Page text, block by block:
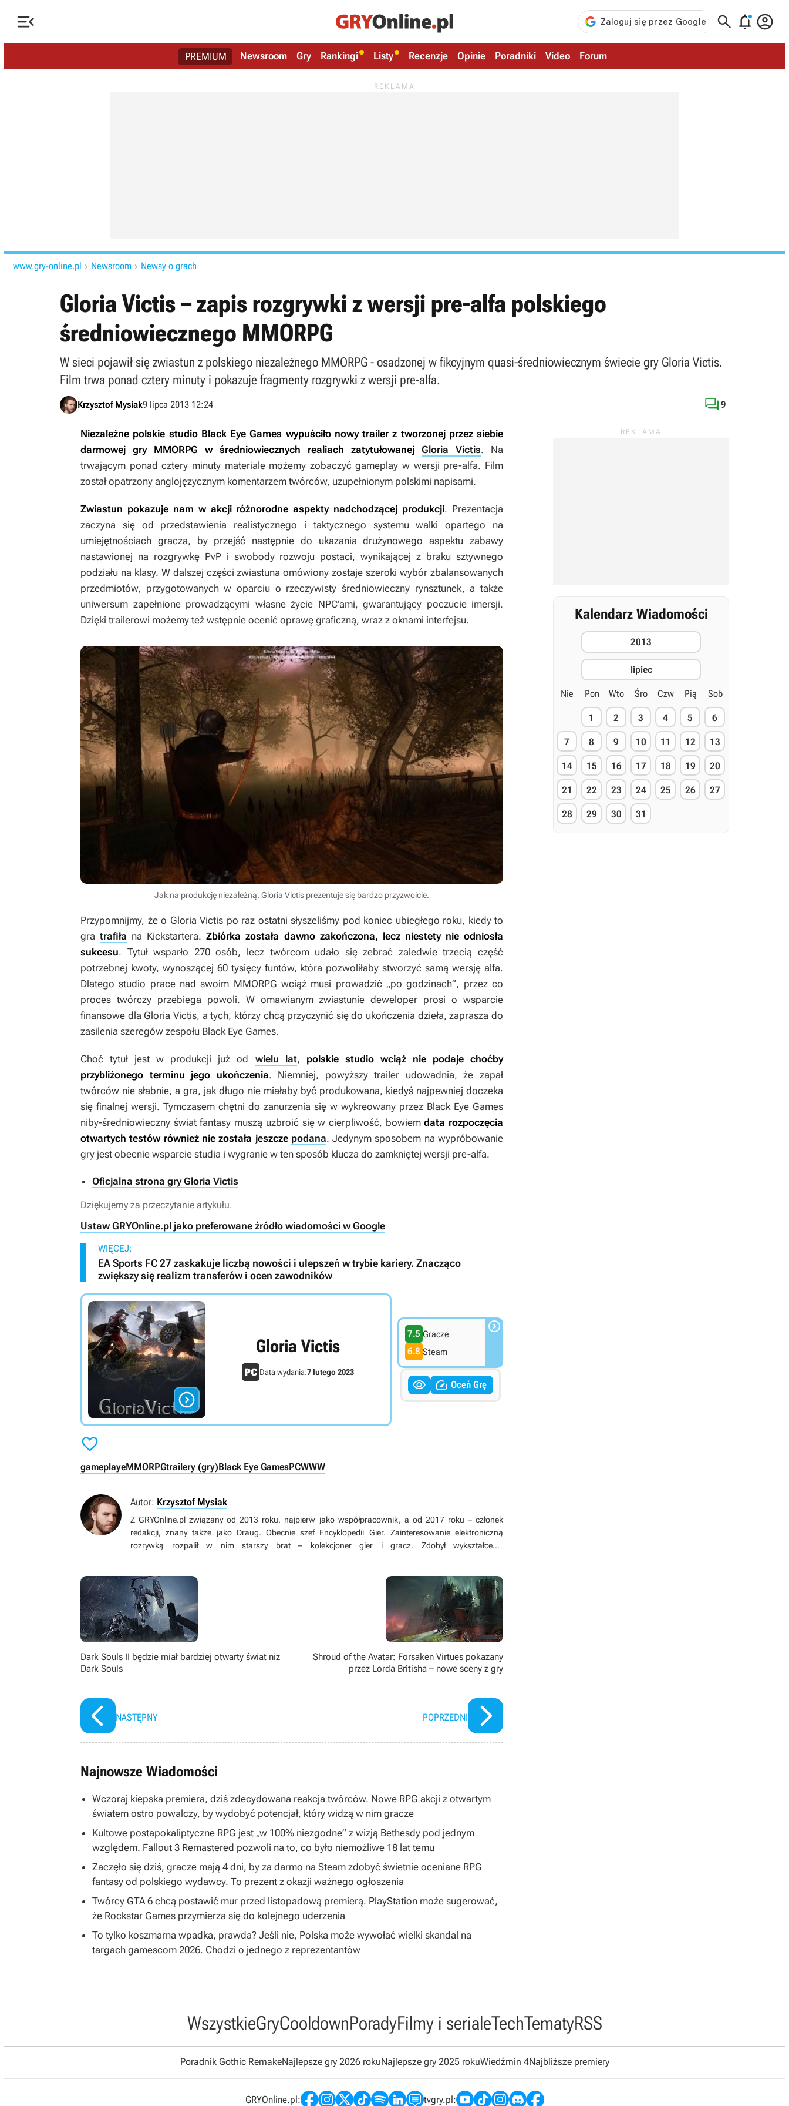
   
PREMIUM Newsroom Gry Rankingi Listy Recenzje Opinie Poradniki Video Forum
www.gry-online.pl  Newsroom  Newsy o grach
Gloria Victis – zapis rozgrywki z wersji pre-alfa polskiego
średniowiecznego MMORPG
W sieci pojawił się zwiastun z polskiego niezależnego MMORPG - osadzonej w fikcyjnym quasi-średniowiecznym świecie gry Gloria Victis.
Film trwa ponad cztery minuty i pokazuje fragmenty rozgrywki z wersji pre-alfa.
Krzysztof Mysiak9 lipca 2013 12:24 9
Niezależne polskie studio Black Eye Games wypuściło nowy trailer z tworzonej przez siebie
darmowej gry MMORPG w średniowiecznych realiach zatytułowanej Gloria Victis. Na
trwającym ponad cztery minuty materiale możemy zobaczyć gameplay w wersji pre-alfa. Film
został opatrzony anglojęzycznym komentarzem twórców, uzupełnionym polskimi napisami.
Zwiastun pokazuje nam w akcji różnorodne aspekty nadchodzącej produkcji. Prezentacja
zaczyna się od przedstawienia realistycznego i taktycznego systemu walki opartego na
umiejętnościach gracza, by przejść następnie do ukazania drużynowego aspektu zabawy
nastawionej na rozgrywkę PvP i swobody rozwoju postaci, wynikającej z braku sztywnego
podziału na klasy. W dalszej części zwiastuna omówiony zostaje szeroki wybór zbalansowanych
przedmiotów, przygotowanych w oparciu o rzeczywisty średniowieczny rynsztunek, a także
uniwersum zapełnione prowadzącymi własne życie NPC’ami, gwarantujący poczucie imersji.
Dzięki trailerowi możemy też wstępnie ocenić oprawę graficzną, wraz z oknami interfejsu.
Jak na produkcję niezależną, Gloria Victis prezentuje się bardzo przyzwoicie.
Przypomnijmy, że o Gloria Victis po raz ostatni słyszeliśmy pod koniec ubiegłego roku, kiedy to
gratrafiła na Kickstartera.Zbiórka została dawno zakończona, lecz niestety nie odniosła
sukcesu. Tytuł wsparło 270 osób, lecz twórcom udało się zebrać zaledwie trzecią część
potrzebnej kwoty, wynoszącej 60 tysięcy funtów, która pozwoliłaby stworzyć samą wersję alfa.
Dlatego studio prace nad swoim MMORPG wciąż musi prowadzić „po godzinach”, przez co
proces twórczy przebiega powoli. W omawianym zwiastunie deweloper prosi o wsparcie
finansowe dla Gloria Victis, a tych, którzy chcą przyczynić się do ukończenia dzieła, zaprasza do
zasilenia szeregów zespołu Black Eye Games.
Choć tytuł jest w produkcji już od wielu lat, polskie studio wciąż nie podaje choćby
przybliżonego terminu jego ukończenia. Niemniej, powyższy trailer udowadnia, że zapał
twórców nie słabnie, a gra, jak długo nie miałaby być produkowana, kiedyś najpewniej doczeka
się finalnej wersji. Tymczasem chętni do zanurzenia się w wykreowany przez Black Eye Games
niby-średniowieczny świat fantasy muszą uzbroić się w cierpliwość, bowiemdata rozpoczęcia
otwartych testów również nie została jeszcze podana. Jedynym sposobem na wypróbowanie
gry jest obecnie wsparcie studia i wygranie w ten sposób klucza do zamkniętej wersji pre-alfa.
Oficjalna strona gry Gloria Victis
Dziękujemy za przeczytanie artykułu.
Ustaw GRYOnline.pl jako preferowane źródło wiadomości w Google
WIĘCEJ:
EA Sports FC 27 zaskakuje liczbą nowości i ulepszeń w trybie kariery. Znacząco
zwiększy się realizm transferów i ocen zawodników

Gloria Victis
Data wydania:7 lutego 2023
7.5 Gracze
6.8 Steam

  Oceń Grę

gameplayeMMORPGtrailery (gry)Black Eye GamesPCWWW
Autor: Krzysztof Mysiak
Z GRYOnline.pl związany od 2013 roku, najpierw jako współpracownik, a od 2017 roku – członek
redakcji, znany także jako Draug. Obecnie szef Encyklopedii Gier. Zainteresowanie elektroniczną
rozrywką rozpalił w nim starszy brat – kolekcjoner gier i gracz. Zdobył wykształcenie
konwentach, posiadania Subaru Imprezy i wywijania mieczem na firmowym parkingu.
Dark Souls II będzie miał bardziej otwarty świat niż
Dark Souls
NASTĘPNY
Shroud of the Avatar: Forsaken Virtues pokazany
przez Lorda Britisha – nowe sceny z gry
POPRZEDNI
Najnowsze Wiadomości
Wczoraj kiepska premiera, dziś zdecydowana reakcja twórców. Nowe RPG akcji z otwartym
światem ostro powalczy, by wydobyć potencjał, który widzą w nim gracze
Kultowe postapokaliptyczne RPG jest „w 100% niezgodne” z wizją Bethesdy pod jednym
względem. Fallout 3 Remastered pozwoli na to, co było niemożliwe 18 lat temu
Zaczęło się dziś, gracze mają 4 dni, by za darmo na Steam zdobyć świetnie oceniane RPG
fantasy od polskiego wydawcy. To prezent z okazji ważnego ogłoszenia
Twórcy GTA 6 chcą postawić mur przed listopadową premierą. PlayStation może sugerować,
że Rockstar Games przymierza się do kolejnego uderzenia
To tylko koszmarna wpadka, prawda? Jeśli nie, Polska może wywołać wielki skandal na
targach gamescom 2026. Chodzi o jednego z reprezentantów
Kalendarz Wiadomości
2013
lipiec
Nie Pon Wto Śro Czw Pią Sob
1 2 3 4 5 6
7 8 9 10 11 12 13
14 15 16 17 18 19 20
21 22 23 24 25 26 27
28 29 30 31
WszystkieGryCooldownPoradyFilmy i serialeTechTematyRSS
Poradnik Gothic RemakeNajlepsze gry 2026 rokuNajlepsze gry 2025 rokuWiedźmin 4Najbliższe premiery
GRYOnline.pl: tvgry.pl: